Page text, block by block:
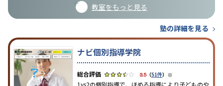
教室をもっと見る
塾の詳細を見る
ナビ個別指導学院
3.5（51件） ※
1vs2の個別指導で、ほめる指導により子どものや